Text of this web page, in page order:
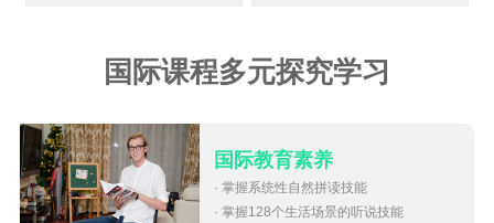
国际课程多元探究学习
国际教育素养
· 掌握系统性自然拼读技能
· 掌握128个生活场景的听说技能